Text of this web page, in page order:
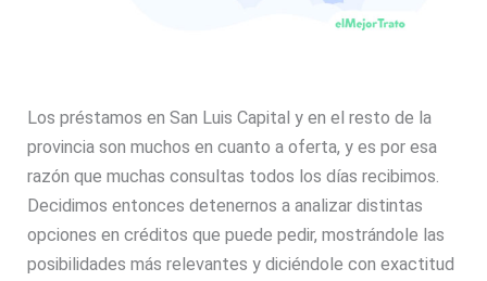
Los préstamos en San Luis Capital y en el resto de la
provincia son muchos en cuanto a oferta, y es por esa
razón que muchas consultas todos los días recibimos.
Decidimos entonces detenernos a analizar distintas
opciones en créditos que puede pedir, mostrándole las
posibilidades más relevantes y diciéndole con exactitud